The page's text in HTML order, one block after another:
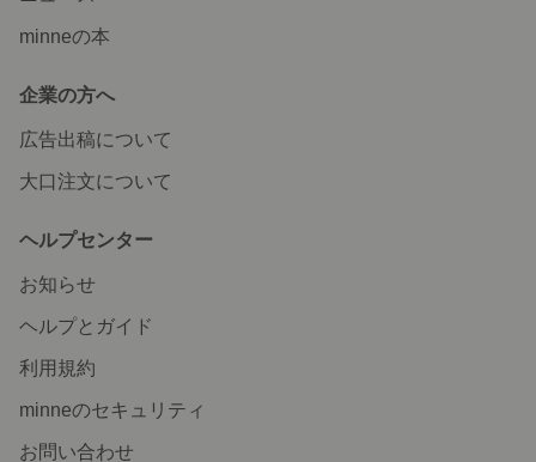
minneの本
企業の方へ
広告出稿について
大口注文について
ヘルプセンター
お知らせ
ヘルプとガイド
利用規約
minneのセキュリティ
お問い合わせ